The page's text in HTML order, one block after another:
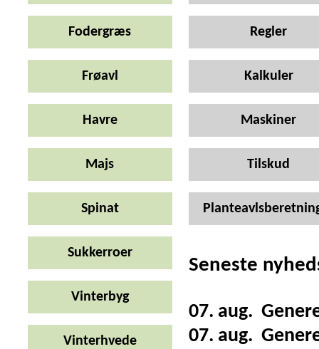
Fodergræs
Frøavl
Havre
Majs
Spinat
Sukkerroer
Vinterbyg
Vinterhvede
Regler
Kalkuler
Maskiner
Tilskud
Seneste
07. aug.
07. aug.